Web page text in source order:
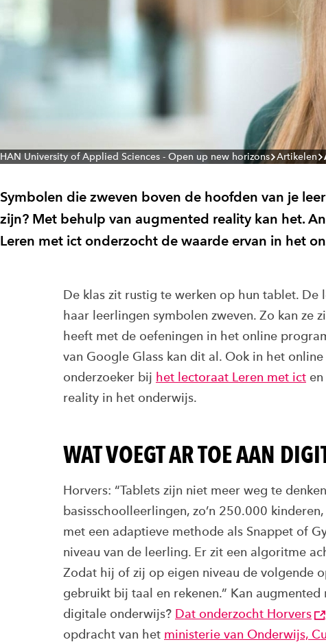
HAN University of Applied Sciences - Open up new horizons Artikelen
Symbolen die zweven boven de hoofden van je
zijn? Met behulp van augmented reality kan het.
Leren met ict onderzocht de waarde ervan in het
De klas zit rustig te werken op hun tablet.
haar leerlingen symbolen zweven. Zo kan
heeft met de oefeningen in het online
van Google Glass kan dit al. Ook in het
onderzoeker bij het lectoraat Leren met ict
reality in het onderwijs.
WAT VOEGT AR TOE AAN
Horvers: “Tablets zijn niet meer weg te
basisschoolleerlingen, zo’n 250.000
met een adaptieve methode als Snappet of
niveau van de leerling. Er zit een algoritme
Zodat hij of zij op eigen niveau de volgende
gebruikt bij taal en rekenen.” Kan
digitale onderwijs? Dat onderzocht Horvers
opdracht van het ministerie van Onderwijs,